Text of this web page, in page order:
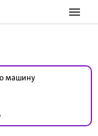
машину